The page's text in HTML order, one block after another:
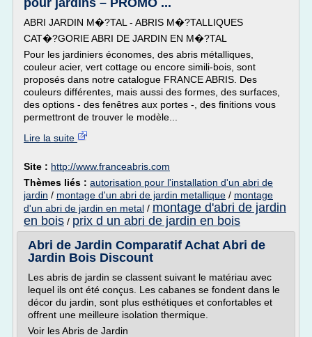
pour jardins – PROMO ...
ABRI JARDIN M�?TAL - ABRIS M�?TALLIQUES
CAT�?GORIE ABRI DE JARDIN EN M�?TAL
Pour les jardiniers économes, des abris métalliques,
couleur acier, vert cottage ou encore simili-bois, sont
proposés dans notre catalogue FRANCE ABRIS. Des
couleurs différentes, mais aussi des formes, des surfaces,
des options - des fenêtres aux portes -, des finitions vous
permettront de trouver le modèle...
Lire la suite
Site : http://www.franceabris.com
Thèmes liés : autorisation pour l'installation d'un abri de
jardin / montage d'un abri de jardin metallique / montage
d'un abri de jardin en metal / montage d'abri de jardin
en bois / prix d un abri de jardin en bois
Abri de Jardin Comparatif Achat Abri de
Jardin Bois Discount
Les abris de jardin se classent suivant le matériau avec
lequel ils ont été conçus. Les cabanes se fondent dans le
décor du jardin, sont plus esthétiques et confortables et
offrent une meilleure isolation thermique.
Voir les Abris de Jardin